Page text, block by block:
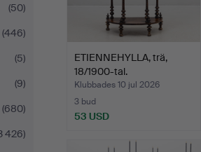
(50)
(446)
(5)
(9)
(680)
426)
ETIENNEHYLLA, trä,
18/1900-tal.
Klubbades 10 jul 2026
3 bud
53 USD